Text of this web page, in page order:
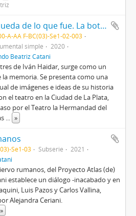
Lo que queda de lo que fue. La botánica de los fantasmas (Capítulo tres) 2020
A-AA F-BC(03)-Se1-02-003
simple
2020
Beatriz Catani
de Iván Haidar, surge como un
la memoria. Se presenta como una
de imágenes e ideas de su historia
el teatro en la Ciudad de La Plata,
por el Teatro la Hermandad del
... »
Se1-03 Subserie
2021
rumanos, del Proyecto Atlas (de)
establece un diálogo -inacabado y en
Luis Pazos y Carlos Vallina,
Alejandra Ceriani.
»